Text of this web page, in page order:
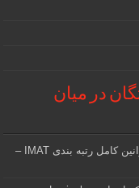
در میان
نحوه رتبه بندی داوطلبان در آزمون آیمت ایتالیا؛ قوانین کامل رتبه بندی IMAT –